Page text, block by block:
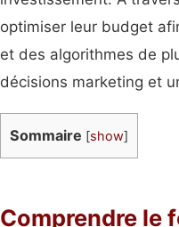
optimiser leur budget
et des algorithmes de
décisions marketing et
Sommaire [show]
Comprendre le